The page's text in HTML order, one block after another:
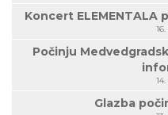
Koncert ELEMENTALA
Počinju
Glazba